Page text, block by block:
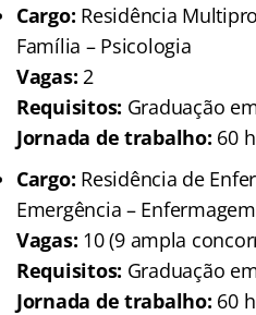
Cargo: Residência
Família – Psicologia
Vagas: 2
Requisitos: Graduação
Jornada de trabalho: 60
Cargo: Residência de
Emergência – Enfermagem
Vagas: 10 (9 ampla
Requisitos: Graduação
Jornada de trabalho: 60